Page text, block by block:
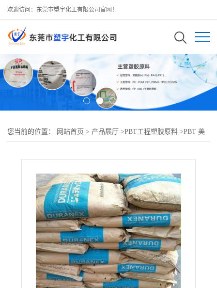
欢迎访问：东莞市塑宇化工有限公司官网！
您当前的位置： 网站首页 > 产品展厅 >PBT工程塑胶原料 >PBT 美